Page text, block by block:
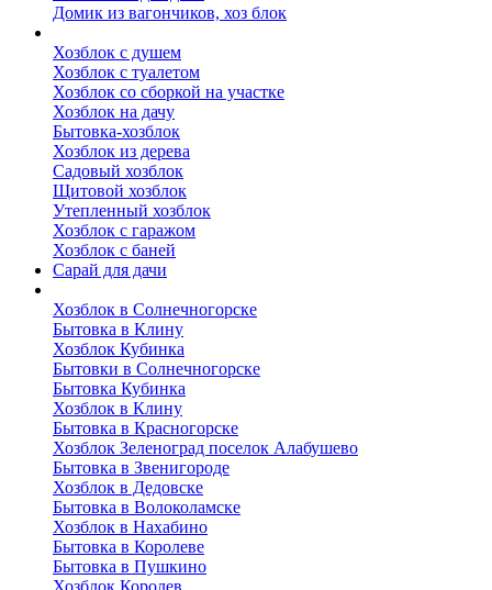
Домик из вагончиков, хоз блок
Хозблок с душем
Хозблок с туалетом
Хозблок со сборкой на участке
Хозблок на дачу
Бытовка-хозблок
Хозблок из дерева
Садовый хозблок
Щитовой хозблок
Утепленный хозблок
Хозблок с гаражом
Хозблок с баней
Сарай для дачи
Хозблок в Солнечногорске
Бытовка в Клину
Хозблок Кубинка
Бытовки в Солнечногорске
Бытовка Кубинка
Хозблок в Клину
Бытовка в Красногорске
Хозблок Зеленоград поселок Алабушево
Бытовка в Звенигороде
Хозблок в Дедовске
Бытовка в Волоколамске
Хозблок в Нахабино
Бытовка в Королеве
Бытовкa в Пушкино
Хозблок Королев